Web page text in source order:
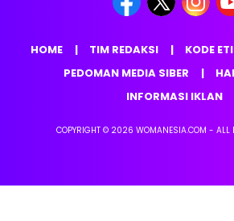
HOME TIM REDAKSI
KODE
PEDOMAN MEDIA SIBER
INFORMASI IKLAN
COPYRIGHT © 2026 WOMANESIA.COM - ALL